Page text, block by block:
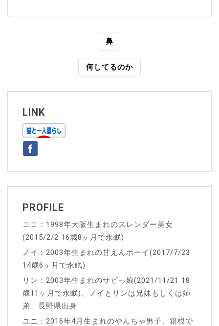
ビ
ゲ
ー
シ
ョ
ン
鼻
何してるのか
LINK
PROFILE
ココ：1998年大阪生まれのスレンダー美女
(2015/2/2 16歳8ヶ月で永眠)
ノイ：2003年生まれの甘えんボーイ(2017/7/23
14歳6ヶ月で永眠)
リン：2003年生まれのサビっ娘(2021/11/21 18
歳11ヶ月で永眠)、ノイとリンは兄妹もしくは姉
弟、長野県出身
ユニ：2016年4月生まれのやんちゃ男子、箱根で